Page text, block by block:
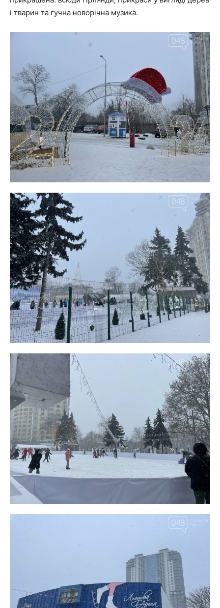
і тварин та гучна новорічна музика.